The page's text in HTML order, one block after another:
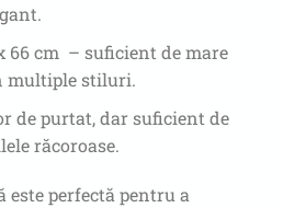
66 cm – suficient de mare
multiple stiluri.
de purtat, dar suficient de
răcoroase.
este perfectă pentru a